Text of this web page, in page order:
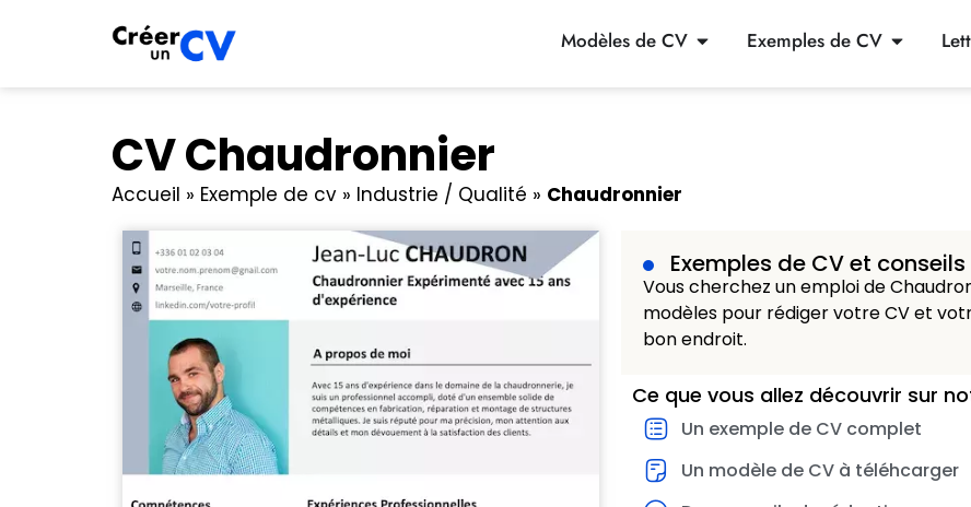
Modèles de CV Exemples de CV
CV Chaudronnier
Accueil » Exemple de cv » Industrie / Qualité » Chaudronnier
Exemples de CV et
Vous cherchez un emploi de
modèles pour rédiger votre CV et
bon endroit.
Ce que vous allez découvrir sur
Un exemple de CV complet
Un modèle de CV à téléhcarger